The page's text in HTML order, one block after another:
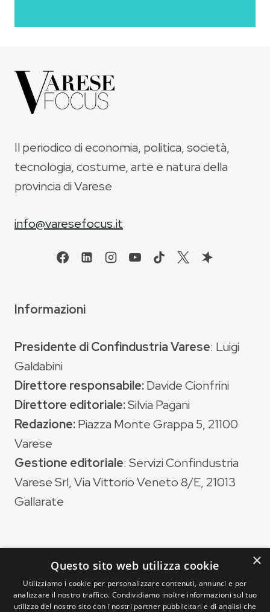
Il periodico di economia, politica, società,
tecnologia, costume, arte e natura della
provincia di Varese
info@varesefocus.it
Informazioni
Presidente di Confindustria Varese: Luigi
Galdabini
Direttore responsabile:Davide Cionfrini
Direttore editoriale:Silvia Pagani
Redazione:Piazza Monte Grappa 5, 21100
Varese
Gestione editoriale: Servizi Confindustria
Varese Srl, Via Vittorio Veneto 8/E, 21013
Gallarate
Magazine di ×
Questo sito web utilizza cookie
Utilizziamo i cookie per personalizzare contenuti, annunci e per
analizzare il nostro traffico. Condividiamo inoltre informazioni sul tuo
utilizzo del nostro sito con i nostri partner pubblicitari e di analisi che